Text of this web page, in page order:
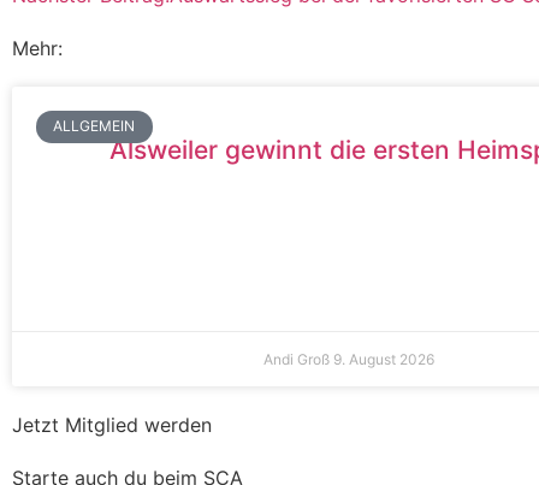
Mehr:
ALLGEMEIN
Alsweiler gewinnt die ersten
Andi Groß 9. August 2026
Jetzt Mitglied werden
Starte auch du beim SCA